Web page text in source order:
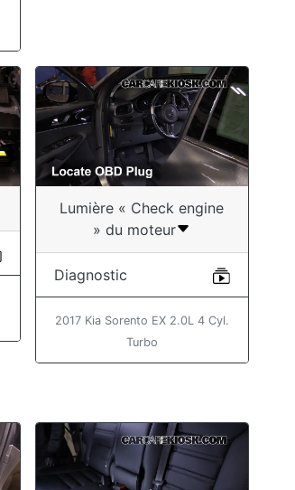
Lumière « Check engine
» du moteur
Diagnostic
2017 Kia Sorento EX 2.0L 4 Cyl.
Turbo